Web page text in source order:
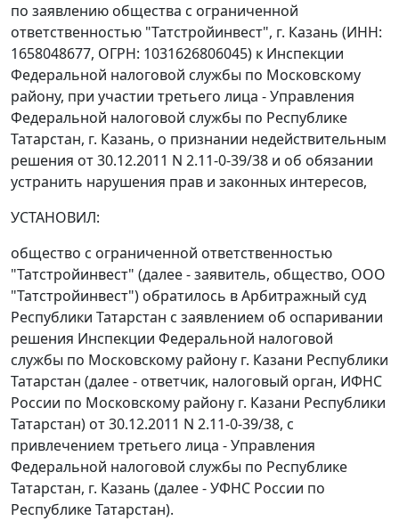
по заявлению общества с ограниченной
ответственностью "Татстройинвест", г. Казань (ИНН:
1658048677, ОГРН: 1031626806045) к Инспекции
Федеральной налоговой службы по Московскому
району, при участии третьего лица - Управления
Федеральной налоговой службы по Республике
Татарстан, г. Казань, о признании недействительным
решения от 30.12.2011 N 2.11-0-39/38 и об обязании
устранить нарушения прав и законных интересов,
УСТАНОВИЛ:
общество с ограниченной ответственностью
"Татстройинвест" (далее - заявитель, общество, ООО
"Татстройинвест") обратилось в Арбитражный суд
Республики Татарстан с заявлением об оспаривании
решения Инспекции Федеральной налоговой
службы по Московскому району г. Казани Республики
Татарстан (далее - ответчик, налоговый орган, ИФНС
России по Московскому району г. Казани Республики
Татарстан) от 30.12.2011 N 2.11-0-39/38, с
привлечением третьего лица - Управления
Федеральной налоговой службы по Республике
Татарстан, г. Казань (далее - УФНС России по
Республике Татарстан).